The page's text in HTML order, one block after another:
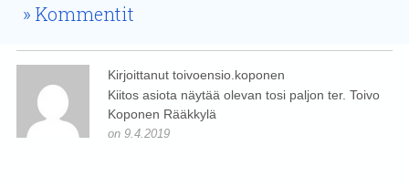
Kommentit
Kirjoittanut toivoensio.koponen
Kiitos asiota näytää olevan tosi paljon ter. Toivo
Koponen Rääkkylä
on 9.4.2019